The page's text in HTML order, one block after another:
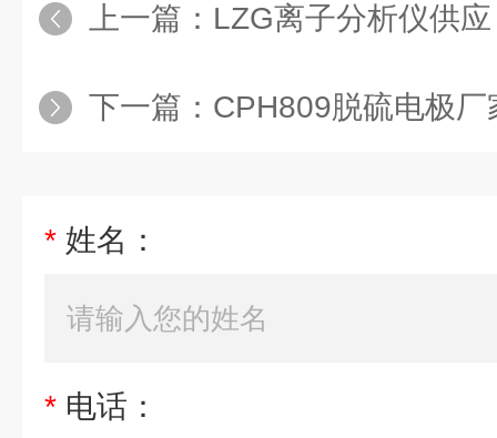
上一篇： LZG离子分析仪供应
下一篇： CPH809脱硫电极
* 姓名：
* 电话：